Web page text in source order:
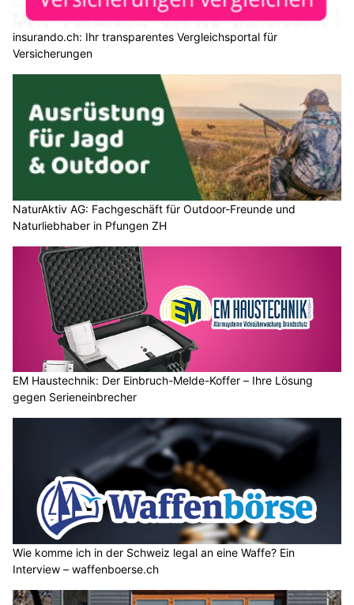
insurando.ch: Ihr transparentes Vergleichsportal für
Versicherungen
NaturAktiv AG: Fachgeschäft für Outdoor-Freunde und
Naturliebhaber in Pfungen ZH
EM Haustechnik: Der Einbruch-Melde-Koffer – Ihre Lösung
gegen Serieneinbrecher
Wie komme ich in der Schweiz legal an eine Waffe? Ein
Interview – waffenboerse.ch